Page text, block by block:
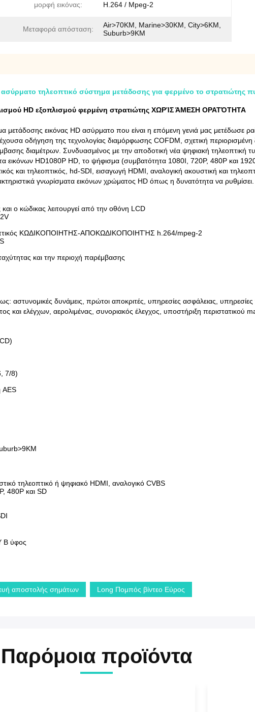
μορφή εικόνας: H.264 / Mpeg-2
Μεταφορά απόσταση:
Air>70KM, Marine>30KM, City>6KM,
Suburb>9KM
τηλεοπτικό σύστημα μετάδοσης για φερμένο το στρατιώτης
HD εξοπλισμού φερμένη στρατιώτης ΧΩΡΊΣ ΆΜΕΣΗ ΟΡΑΤΌΤΗΤΑ
εικόνας HD ασύρματο που είναι η επόμενη γενιά μας μετέδωσε
οδήγηση της τεχνολογίας διαμόρφωσης COFDM, σχετική
διαμέτρων. Συνδυασμένος με την αποδοτική νέα ψηφιακή τηλεοπτική
εικόνων HD1080P HD, το ψήφισμα (συμβατότητα 1080I, 720P, 480P και
και τηλεοπτικός, hd-SDI, εισαγωγή HDMI, αναλογική ακουστική και
γνωρίσματα εικόνων χρώματος HD όπως η δυνατότητα να ρυθμίσει.
ο κώδικας λειτουργεί από την οθόνη LCD
ΚΩΔΙΚΟΠΟΙΗΤΗΣ-ΑΠΟΚΩΔΙΚΟΠΟΙΗΤΉΣ h.264/mpeg-2
και την περιοχή παρέμβασης
αστυνομικές δυνάμεις, πρώτοι αποκριτές, υπηρεσίες ασφάλειας,
και ελέγχων, αερολιμένας, συνοριακός έλεγχος, υποστήριξη περιστατικού
7/8)
AES
τηλεοπτικό ή ψηφιακό HDMI, αναλογικό CVBS
480P και SD
Β ύφος
αποστολής σημάτων Long Πομπός βίντεο Εύρος
Παρόμοια προϊόντα